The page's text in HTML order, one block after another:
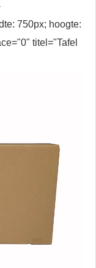
750px; hoogte:
titel="Tafel